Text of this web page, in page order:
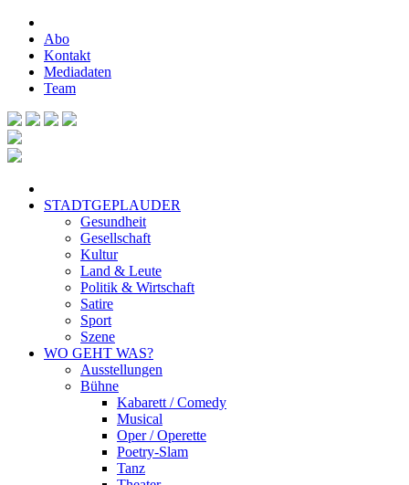
Abo
Kontakt
Mediadaten
Team
STADTGEPLAUDER
Gesundheit
Gesellschaft
Kultur
Land & Leute
Politik & Wirtschaft
Satire
Sport
Szene
WO GEHT WAS?
Ausstellungen
Bühne
Kabarett / Comedy
Musical
Oper / Operette
Poetry-Slam
Tanz